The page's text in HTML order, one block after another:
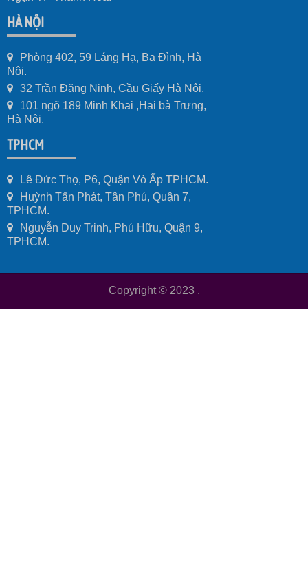
HÀ NỘI
Phòng 402, 59 Láng Hạ, Ba Đình, Hà
Nội.
32 Trần Đăng Ninh, Cầu Giấy Hà Nội.
101 ngõ 189 Minh Khai ,Hai bà Trưng,
Hà Nội.
TPHCM
Lê Đức Thọ, P6, Quận Vò Ấp TPHCM.
Huỳnh Tấn Phát, Tân Phú, Quận 7,
TPHCM.
Nguyễn Duy Trinh, Phú Hữu, Quận 9,
TPHCM.
Copyright © 2023 .